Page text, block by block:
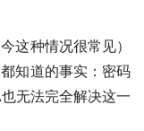
这种情况很常见）
知道的事实：密码
无法完全解决这一